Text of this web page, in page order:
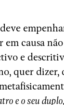
em causa
e
quer dizer,
e o seu duplo